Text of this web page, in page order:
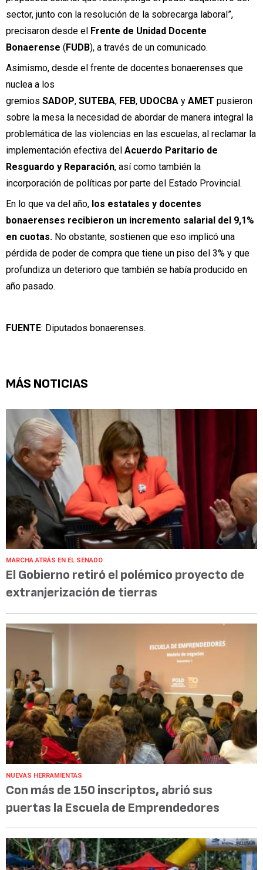
sector, junto con la resolución de la sobrecarga laboral”,
precisaron desde el Frente de Unidad Docente
Bonaerense (FUDB), a través de un comunicado.
Asimismo, desde el frente de docentes bonaerenses que
nuclea a los
gremios SADOP, SUTEBA, FEB, UDOCBA y AMET pusieron
sobre la mesa la necesidad de abordar de manera integral la
problemática de las violencias en las escuelas, al reclamar la
implementación efectiva del Acuerdo Paritario de
Resguardo y Reparación, así como también la
incorporación de políticas por parte del Estado Provincial.
En lo que va del año, los estatales y docentes
bonaerenses recibieron un incremento salarial del 9,1%
en cuotas. No obstante, sostienen que eso implicó una
pérdida de poder de compra que tiene un piso del 3% y que
profundiza un deterioro que también se había producido en
año pasado.
FUENTE: Diputados bonaerenses.
MÁS NOTICIAS
MARCHA ATRÁS EN EL SENADO
El Gobierno retiró el polémico proyecto de
extranjerización de tierras
NUEVAS HERRAMIENTAS
Con más de 150 inscriptos, abrió sus
puertas la Escuela de Emprendedores